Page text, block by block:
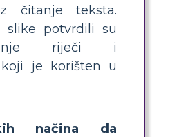
čitanje teksta.
slike potvrdili su
riječi i
koji je korišten u
načina da